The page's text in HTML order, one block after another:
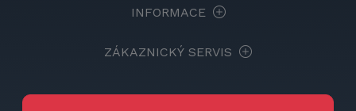
INFORMACE
ZÁKAZNICKÝ SERVIS